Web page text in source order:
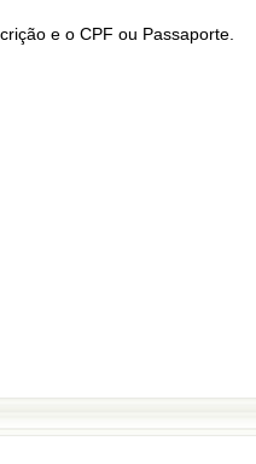
e o CPF ou Passaporte.